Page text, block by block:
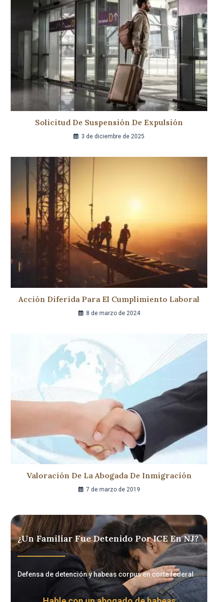
Solicitud De Suspensión De Expulsión
3 de diciembre de 2025
Acción Diferida Para El Cumplimiento Laboral
8 de marzo de 2024
Valoración De La Abogada De Inmigración
7 de marzo de 2019
¿Un Familiar Fue Detenido Por ICE En NJ?
Defensa de detención y habeas corpus en corte federal